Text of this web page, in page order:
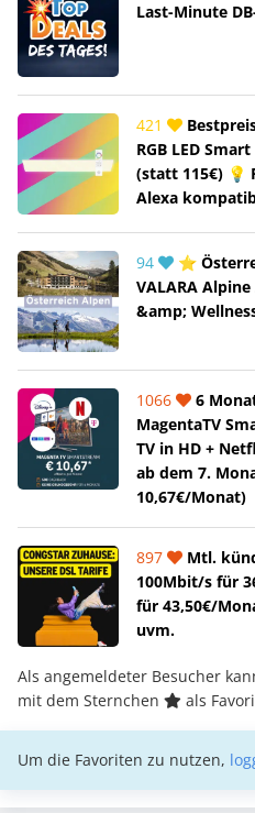
Last-Minute
421
RGB LED
(statt 115€) 💡
Alexa
94
⭐
VALARA
&amp;
1066
6
MagentaTV
TV in HD +
ab dem 7.
10,67€/Monat)
897
Mtl.
100Mbit/s für
für 43,50€/
uvm.
Als angemeldeter Besucher
mit dem Sternchen
als
Um die Favoriten zu nutzen,